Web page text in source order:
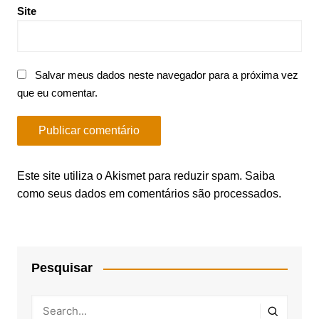
Site
Salvar meus dados neste navegador para a próxima vez
que eu comentar.
Este site utiliza o Akismet para reduzir spam. Saiba
como seus dados em comentários são processados.
Pesquisar